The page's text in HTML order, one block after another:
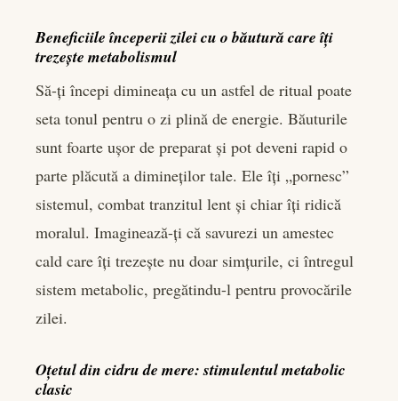
Beneficiile începerii zilei cu o băutură care îți
trezește metabolismul
Să-ți începi dimineața cu un astfel de ritual poate
seta tonul pentru o zi plină de energie. Băuturile
sunt foarte ușor de preparat și pot deveni rapid o
parte plăcută a dimineților tale. Ele îți „pornesc”
sistemul, combat tranzitul lent și chiar îți ridică
moralul. Imaginează-ți că savurezi un amestec
cald care îți trezește nu doar simțurile, ci întregul
sistem metabolic, pregătindu-l pentru provocările
zilei.
Oțetul din cidru de mere: stimulentul metabolic
clasic